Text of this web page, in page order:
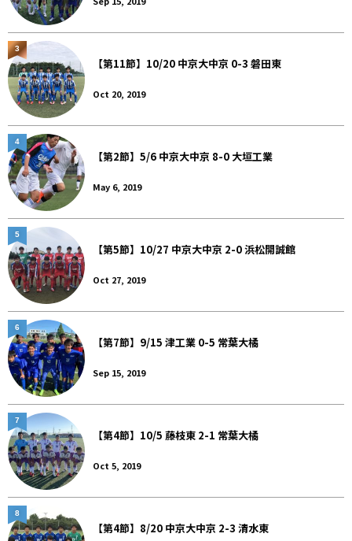
【第11節】10/20 中京大中京 0-3 磐田東
Oct 20, 2019
3
【第2節】5/6 中京大中京 8-0 大垣工業
May 6, 2019
4
【第5節】10/27 中京大中京 2-0 浜松開誠館
Oct 27, 2019
5
【第7節】9/15 津工業 0-5 常葉大橘
Sep 15, 2019
6
【第4節】10/5 藤枝東 2-1 常葉大橘
Oct 5, 2019
7
【第4節】8/20 中京大中京 2-3 清水東
8